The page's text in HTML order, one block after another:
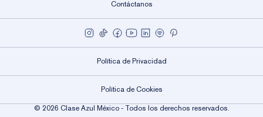
Contáctanos
Política de Privacidad
Política de Cookies
© 2026 Clase Azul México - Todos los derechos reservados.